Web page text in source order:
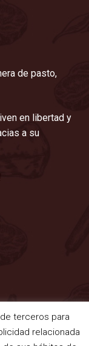
de pasto,
en libertad y
a su
y condiciones
terceros para
relacionada